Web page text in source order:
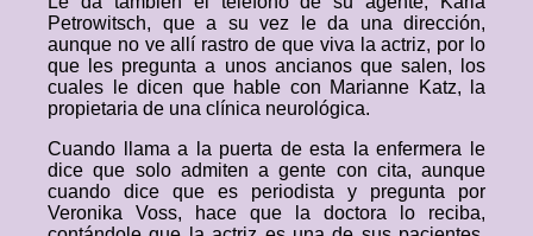
Petrowitsch, que a su vez le da una dirección,
aunque no ve allí rastro de que viva la actriz, por lo
que les pregunta a unos ancianos que salen, los
cuales le dicen que hable con Marianne Katz, la
propietaria de una clínica neurológica.
Cuando llama a la puerta de esta la enfermera le
dice que solo admiten a gente con cita, aunque
cuando dice que es periodista y pregunta por
Veronika Voss, hace que la doctora lo reciba,